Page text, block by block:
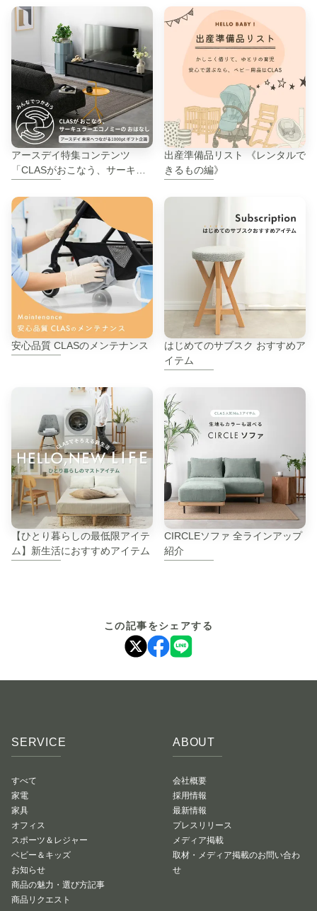
アースデイ特集コンテンツ
「CLASがおこなう、サーキュ
出産準備品リスト 《レンタルで
きるもの編》
安心品質 CLASのメンテナンス
はじめてのサブスク おすすめア
イテム
【ひとり暮らしの最低限アイテ
ム】新生活におすすめアイテム
CIRCLEソファ 全ラインアップ
紹介
この記事をシェアする
SERVICE
すべて
家電
家具
オフィス
スポーツ＆レジャー
ベビー＆キッズ
お知らせ
商品の魅力・選び方記事
商品リクエスト
ABOUT
会社概要
採用情報
最新情報
プレスリリース
メディア掲載
取材・メディア掲載のお問い合わ
せ